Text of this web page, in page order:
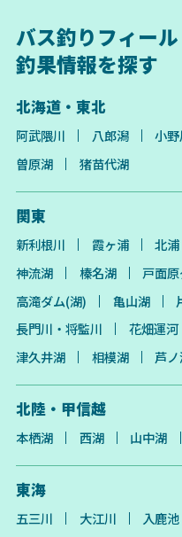
バス釣りフィー
釣果情報を探す
北海道・東北
阿武隈川 八郎潟 小
曽原湖
猪苗代湖
関東
新利根川 霞ヶ浦 北浦
神流湖
榛名湖 戸面
高滝ダム(湖)
亀山湖
長門川・将監川
花畑運河
津久井湖
相模湖 芦
北陸・甲信越
本栖湖 西湖 山中湖
東海
五三川 大江川 入鹿池